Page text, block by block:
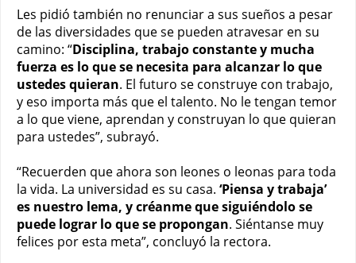
Les pidió también no renunciar a sus sueños a pesar
de las diversidades que se pueden atravesar en su
camino: “Disciplina, trabajo constante y mucha
fuerza es lo que se necesita para alcanzar lo que
ustedes quieran. El futuro se construye con trabajo,
y eso importa más que el talento. No le tengan temor
a lo que viene, aprendan y construyan lo que quieran
para ustedes”, subrayó.
“Recuerden que ahora son leones o leonas para toda
la vida. La universidad es su casa. ‘Piensa y trabaja’
es nuestro lema, y créanme que siguiéndolo se
puede lograr lo que se propongan. Siéntanse muy
felices por esta meta”, concluyó la rectora.